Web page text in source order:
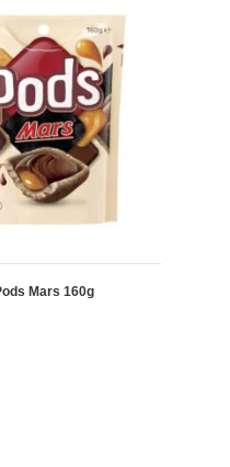
Mars 160g